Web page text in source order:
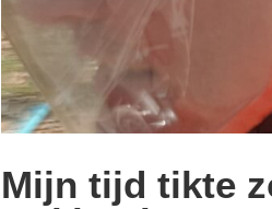
Mijn tijd tikte